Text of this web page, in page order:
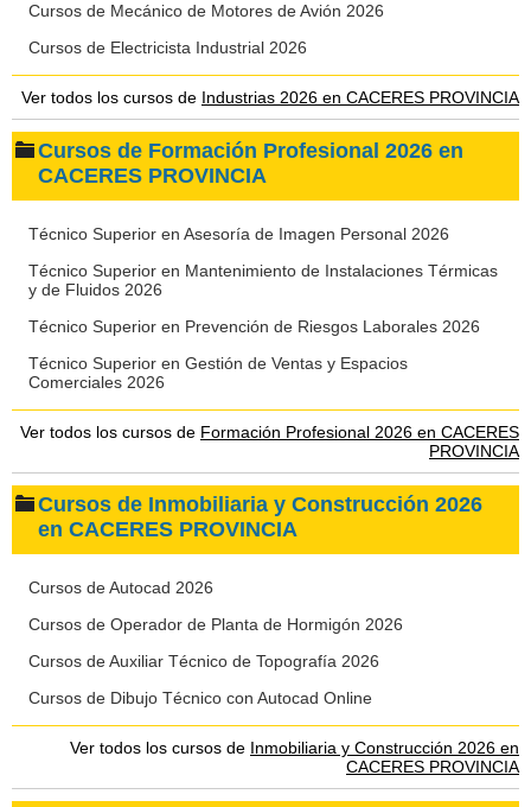
Cursos de Mecánico de Motores de Avión 2026
Cursos de Electricista Industrial 2026
Ver todos los cursos de Industrias 2026 en CACERES PROVINCIA
Cursos de Formación Profesional 2026 en
CACERES PROVINCIA
Técnico Superior en Asesoría de Imagen Personal 2026
Técnico Superior en Mantenimiento de Instalaciones Térmicas
y de Fluidos 2026
Técnico Superior en Prevención de Riesgos Laborales 2026
Técnico Superior en Gestión de Ventas y Espacios
Comerciales 2026
Ver todos los cursos de Formación Profesional 2026 en CACERES
PROVINCIA
Cursos de Inmobiliaria y Construcción 2026
en CACERES PROVINCIA
Cursos de Autocad 2026
Cursos de Operador de Planta de Hormigón 2026
Cursos de Auxiliar Técnico de Topografía 2026
Cursos de Dibujo Técnico con Autocad Online
Ver todos los cursos de Inmobiliaria y Construcción 2026 en
CACERES PROVINCIA